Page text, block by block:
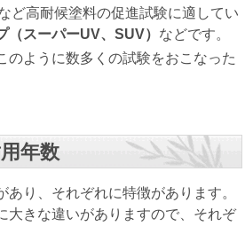
ど高耐候塗料の促進試験に適してい
（スーパーUV、SUV） などです。
ように数多くの試験をおこなった
年数
り、それぞれに特徴があります。
大きな違いがありますので、それぞ